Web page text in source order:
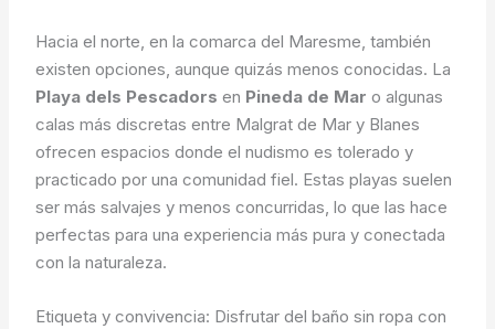
Hacia el norte, en la comarca del Maresme, también
existen opciones, aunque quizás menos conocidas. La
Playa dels Pescadors en Pineda de Mar o algunas
calas más discretas entre Malgrat de Mar y Blanes
ofrecen espacios donde el nudismo es tolerado y
practicado por una comunidad fiel. Estas playas suelen
ser más salvajes y menos concurridas, lo que las hace
perfectas para una experiencia más pura y conectada
con la naturaleza.
Etiqueta y convivencia: Disfrutar del baño sin ropa con